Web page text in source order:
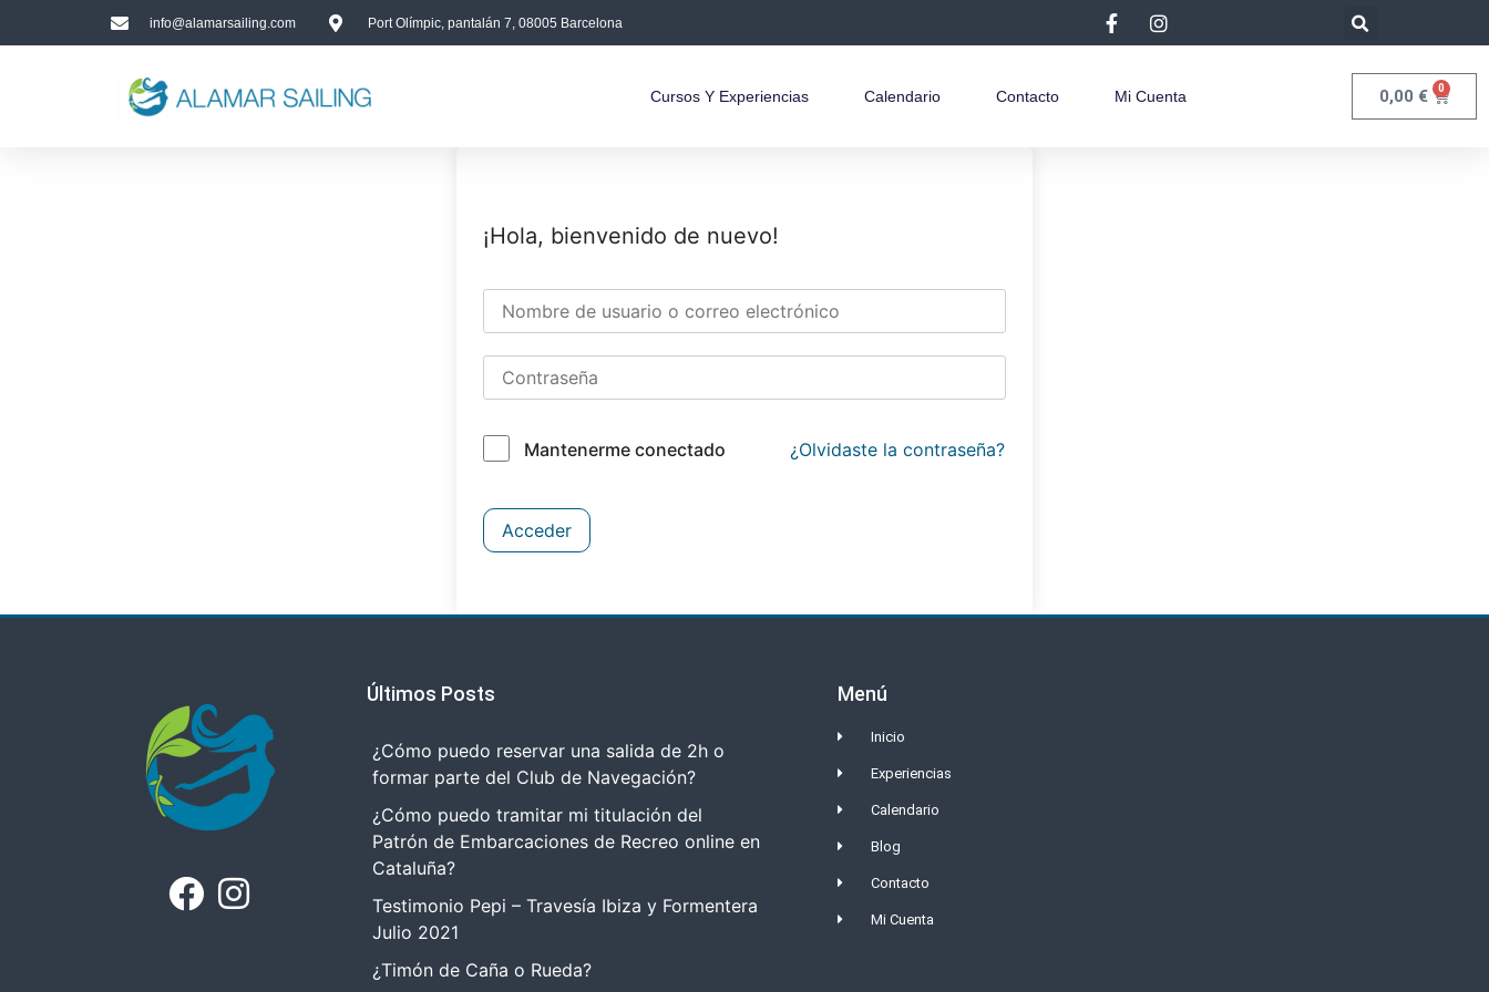
info@alamarsailing.com Port Olímpic, pantalán 7, 08005 Barcelona
Cursos Y Experiencias Calendario Contacto Mi Cuenta 0,00 € 0
¡Hola, bienvenido de nuevo!
Mantenerme conectado ¿Olvidaste la contraseña?
Acceder
Últimos Posts
¿Cómo puedo reservar una salida de 2h o
formar parte del Club de Navegación?
¿Cómo puedo tramitar mi titulación del
Patrón de Embarcaciones de Recreo online en
Cataluña?
Testimonio Pepi – Travesía Ibiza y Formentera
Julio 2021
¿Timón de Caña o Rueda?
Menú
Inicio
Experiencias
Calendario
Blog
Contacto
Mi Cuenta